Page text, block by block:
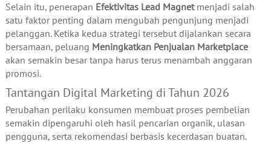
Selain itu, penerapan Efektivitas Lead Magnetmenjadi salah
satu faktor penting dalam mengubah pengunjung menjadi
pelanggan. Ketika kedua strategi tersebut dijalankan secara
bersamaan, peluang Meningkatkan Penjualan Marketplace
akan semakin besar tanpa harus terus menambah anggaran
promosi.
Tantangan Digital Marketing di Tahun 2026
Perubahan perilaku konsumen membuat proses pembelian
semakin dipengaruhi oleh hasil pencarian organik, ulasan
pengguna, serta rekomendasi berbasis kecerdasan buatan.